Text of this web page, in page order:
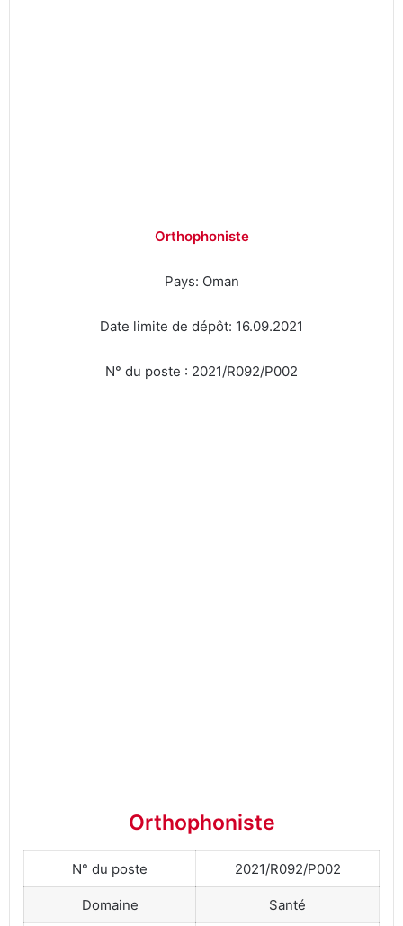
Orthophoniste
Pays: Oman
Date limite de dépôt: 16.09.2021
N° du poste : 2021/R092/P002
Orthophoniste
N° du poste 2021/R092/P002
Domaine Santé